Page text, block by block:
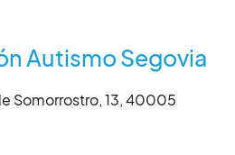
Autismo Segovia
Somorrostro, 13, 40005